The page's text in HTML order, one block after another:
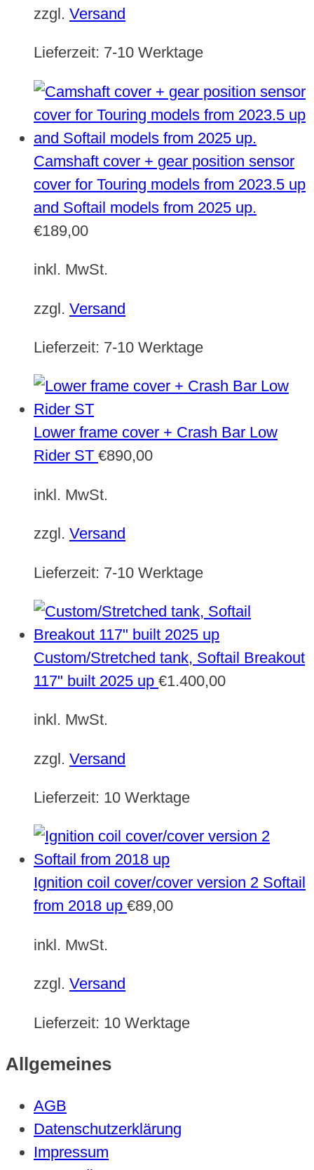
zzgl. Versand
Lieferzeit: 7-10 Werktage
Camshaft cover + gear position sensor
cover for Touring models from 2023.5 up
and Softail models from 2025 up.
€189,00
inkl. MwSt.
zzgl. Versand
Lieferzeit: 7-10 Werktage
Lower frame cover + Crash Bar Low
Rider ST €890,00
inkl. MwSt.
zzgl. Versand
Lieferzeit: 7-10 Werktage
Custom/Stretched tank, Softail Breakout
117" built 2025 up €1.400,00
inkl. MwSt.
zzgl. Versand
Lieferzeit: 10 Werktage
Ignition coil cover/cover version 2 Softail
from 2018 up €89,00
inkl. MwSt.
zzgl. Versand
Lieferzeit: 10 Werktage
Allgemeines
AGB
Datenschutzerklärung
Impressum